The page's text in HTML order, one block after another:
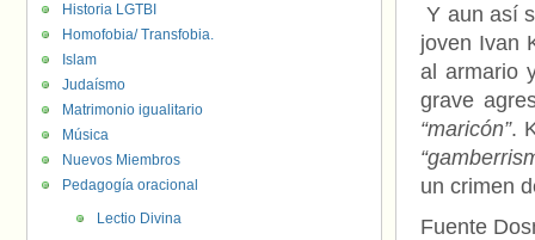
Y aun así
joven Ivan
al armario
grave
“maricón”.
un crimen
Fuente
Historia LGTBI
Homofobia/ Transfobia.
Islam
Judaísmo
Matrimonio igualitario
Música
Nuevos Miembros
Pedagogía oracional
Lectio Divina